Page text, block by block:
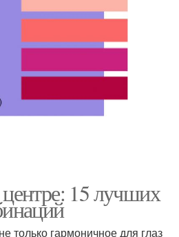
15 лучших
только гармоничное для глаз